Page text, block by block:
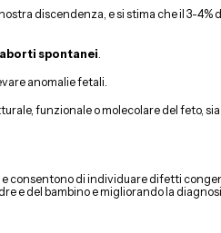
discendenza, e si stima che il 3-4%
spontanei.
anomalie fetali.
funzionale o molecolare del feto,
consentono di individuare difetti
e del bambino e migliorando la